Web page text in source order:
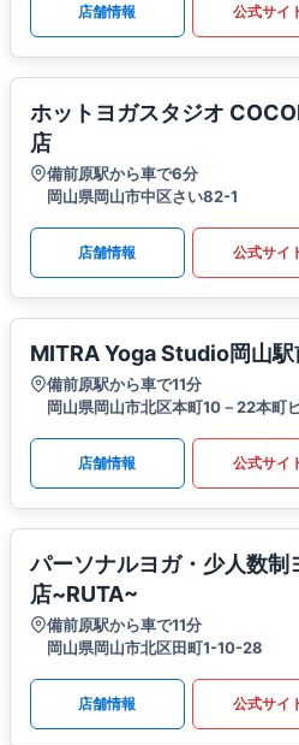
店舗情報 公式サイ
ホットヨガスタジオ
店
備前原駅から車で6分
岡山県岡山市中区さい82-1
店舗情報 公式サイ
MITRA Yoga Studio岡山駅
備前原駅から車で11分
岡山県岡山市北区本町10－22本町
店舗情報 公式サイ
パーソナルヨガ・少人数制
店~RUTA~
備前原駅から車で11分
岡山県岡山市北区田町1-10-28
店舗情報 公式サイ